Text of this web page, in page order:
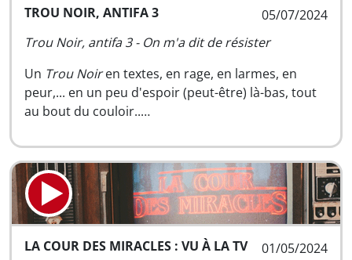
05/07/2024
TROU NOIR, ANTIFA 3
Trou Noir, antifa 3 - On m'a dit de résister
Un Trou Noiren textes, en rage, en larmes, en
peur,... en un peu d'espoir (peut-être) là-bas, tout
au bout du couloir..…
01/05/2024
LA COUR DES MIRACLES : VU À LA TV